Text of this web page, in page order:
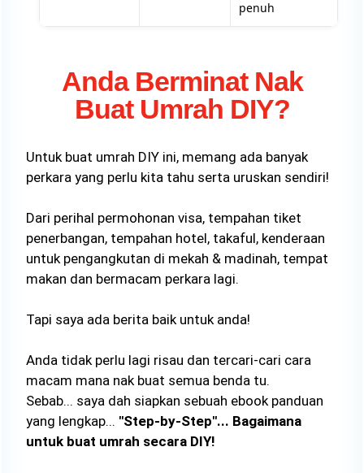
penuh
Anda Berminat Nak
Buat Umrah DIY?
Untuk buat umrah DIY ini, memang ada banyak
perkara yang perlu kita tahu serta uruskan sendiri!
Dari perihal permohonan visa, tempahan tiket
penerbangan, tempahan hotel, takaful, kenderaan
untuk pengangkutan di mekah & madinah, tempat
makan dan bermacam perkara lagi.
Tapi saya ada berita baik untuk anda!
Anda tidak perlu lagi risau dan tercari-cari cara
macam mana nak buat semua benda tu.
Sebab... saya dah siapkan sebuah ebook panduan
yang lengkap... "Step-by-Step"... Bagaimana
untuk buat umrah secara DIY!